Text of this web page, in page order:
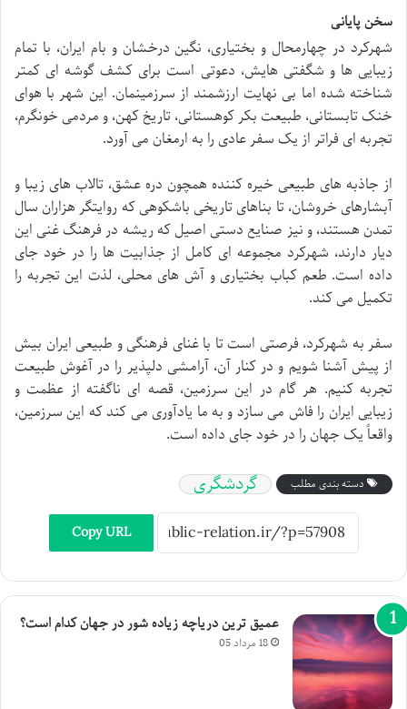
سخن پایانی
شهرکرد در چهارمحال و بختیاری، نگین درخشان و بام ایران، با تمام
زیبایی ها و شگفتی هایش، دعوتی است برای کشف گوشه ای کمتر
شناخته شده اما بی نهایت ارزشمند از سرزمینمان. این شهر با هوای
خنک تابستانی، طبیعت بکر کوهستانی، تاریخ کهن، و مردمی خونگرم،
تجربه ای فراتر از یک سفر عادی را به ارمغان می آورد.
از جاذبه های طبیعی خیره کننده همچون دره عشق، تالاب های زیبا و
آبشارهای خروشان، تا بناهای تاریخی باشکوهی که روایتگر هزاران سال
تمدن هستند، و نیز صنایع دستی اصیل که ریشه در فرهنگ غنی این
دیار دارند، شهرکرد مجموعه ای کامل از جذابیت ها را در خود جای
داده است. طعم کباب بختیاری و آش های محلی، لذت این تجربه را
تکمیل می کند.
سفر به شهرکرد، فرصتی است تا با غنای فرهنگی و طبیعی ایران بیش
از پیش آشنا شویم و در کنار آن، آرامشی دلپذیر را در آغوش طبیعت
تجربه کنیم. هر گام در این سرزمین، قصه ای ناگفته از عظمت و
زیبایی ایران را فاش می سازد و به ما یادآوری می کند که این سرزمین،
واقعاً یک جهان را در خود جای داده است.
دسته بندی مطلب گردشگری
Copy URL
عمیق ترین دریاچه زیاده شور در جهان کدام است؟
18 مرداد 05